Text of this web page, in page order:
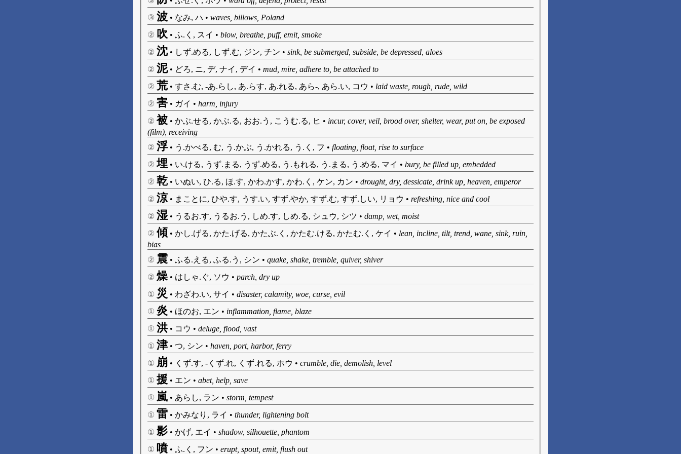
③ 波 • なみ, ハ • waves, billows, Poland
② 吹 • ふ.く, スイ • blow, breathe, puff, emit, smoke
② 沈• しず.める, しず.む, ジン, チン • sink, be submerged, subside, be depressed, aloes
② 泥• どろ, ニ, デ, ナイ, デイ • mud, mire, adhere to, be attached to
② 荒 • すさ.む, -あ.らし, あ.らす, あ.れる, あら-, あら.い, コウ • laid waste, rough, rude, wild
② 害 • ガイ • harm, injury
② 被 • かぶ.せる, かぶ.る, おお.う, こうむ.る, ヒ • incur, cover, veil, brood over, shelter, wear, put on, be exposed
(film), receiving
② 浮• う.かべる, む, う.かぶ, う.かれる, う.く, フ • floating, float, rise to surface
② 埋 • い.ける, うず.まる, うず.める, う.もれる, う.まる, う.める, マイ • bury, be filled up, embedded
② 乾 • いぬい, ひ.る, ほ.す, かわ.かす, かわ.く, ケン, カン • drought, dry, dessicate, drink up, heaven, emperor
② 涼 • まことに, ひや.す, うす.い, すず.やか, すず.む, すず.しい, リョウ • refreshing, nice and cool
② 湿 • うるお.す, うるお.う, しめ.す, しめ.る, シュウ, シツ • damp, wet, moist
② 傾 • かし.げる, かた.げる, かたぶ.く, かたむ.ける, かたむ.く, ケイ • lean, incline, tilt, trend, wane, sink, ruin,
bias
② 震 • ふる.える, ふる.う, シン • quake, shake, tremble, quiver, shiver
② 燥 • はしゃ.ぐ, ソウ • parch, dry up
① 災 • わざわ.い, サイ • disaster, calamity, woe, curse, evil
① 炎 • ほのお, エン • inflammation, flame, blaze
① 洪• コウ • deluge, flood, vast
① 津 • つ, シン • haven, port, harbor, ferry
① 崩 • くず.す, -くず.れ, くず.れる, ホウ • crumble, die, demolish, level
① 援 • エン • abet, help, save
① 嵐 • あらし, ラン • storm, tempest
① 雷 • かみなり, ライ • thunder, lightening bolt
① 影 • かげ, エイ • shadow, silhouette, phantom
① 噴 • ふ.く, フン • erupt, spout, emit, flush out